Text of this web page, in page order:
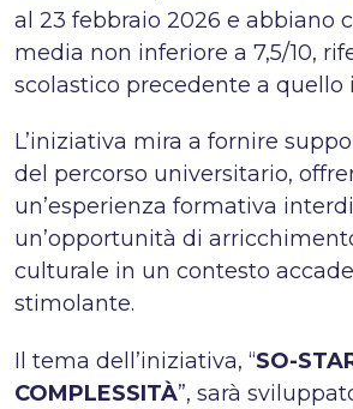
al 23 febbraio 2026 e abbiano
media non inferiore a 7,5/10,
scolastico precedente a quello
L’iniziativa mira a fornire
del percorso universitario,
un’esperienza formativa
un’opportunità di
culturale in un contesto
stimolante.
Il tema dell’iniziativa, “SO-
COMPLESSITÀ”, sarà